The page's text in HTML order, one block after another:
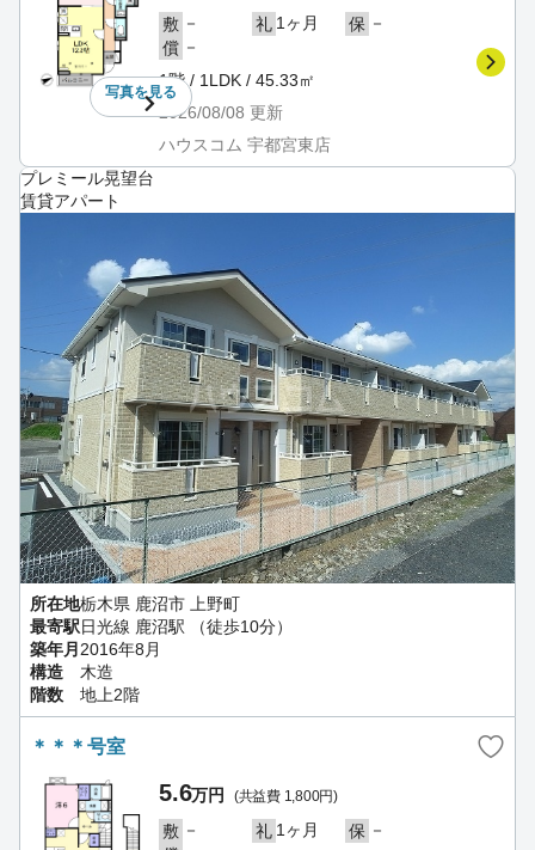
写真を見る
敷 － 礼 1ヶ月 保 －
償 －
1階 / 1LDK / 45.33㎡
2026/08/08 更新
ハウスコム 宇都宮東店
プレミール晃望台
賃貸アパート
所在地栃木県 鹿沼市 上野町
最寄駅日光線 鹿沼駅 （徒歩10分）
築年月 2016年8月
構造
木造
階数
地上2階
＊＊＊号室
5.6万円 (共益費 1,800円)
敷 － 礼 1ヶ月 保 －